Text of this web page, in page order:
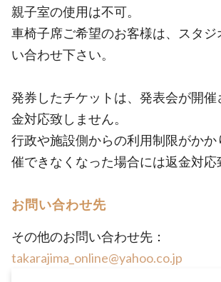
親子室の使用は不可。
車椅子席ご希望のお客様は、スタジ
い合わせ下さい。
発券したチケットは、発表会が開催
金対応致しません。
行政や施設側からの利用制限がかか
催できなくなった場合には返金対応
お問い合わせ先
その他のお問い合わせ先：
takarajima_online@yahoo.co.jp